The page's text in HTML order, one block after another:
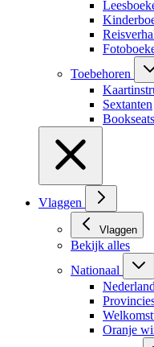
Toebehoren
Sextanten
Bookseats
Vlaggen
Vlaggen
Bekijk alles
Nationaal
Nederland
Oranje